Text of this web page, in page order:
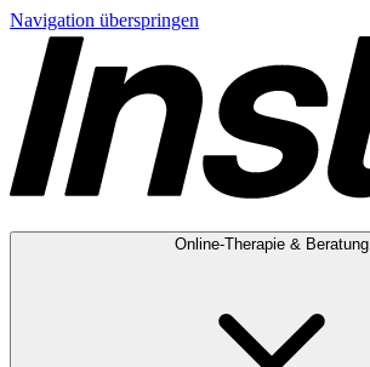
Navigation überspringen
Online-Therapie & Beratung